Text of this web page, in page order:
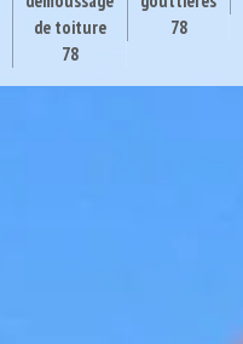
de toiture
78
78